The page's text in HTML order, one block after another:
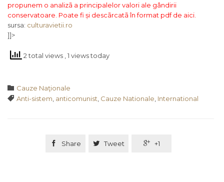
propunem o analizã a principalelor valori ale gândirii
conservatoare. Poate fi și descãrcatã în format pdf de aici
sursa: culturavietii.ro
]]>
2 total views , 1 views today
 Category
Cauze Naţionale
 Tags
Anti-sistem anticomunist Cauze Nationale International
 Share  Tweet  +1